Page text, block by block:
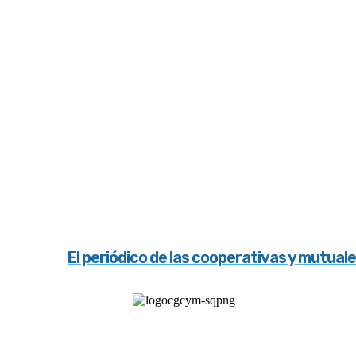
El periódico de las cooperativas y